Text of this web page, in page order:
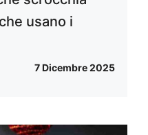
usano i
7 Dicembre 2025